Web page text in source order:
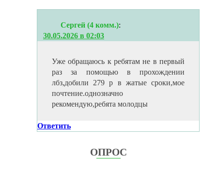
Сергей (4 комм.):
30.05.2026 в 02:03
Уже обращаюсь к ребятам не в первый
раз за помощью в прохождении
лбз,добили 279 р в жатые сроки,мое
почтение.однозначно
рекомендую,ребята молодцы
Ответить
ОПРОС